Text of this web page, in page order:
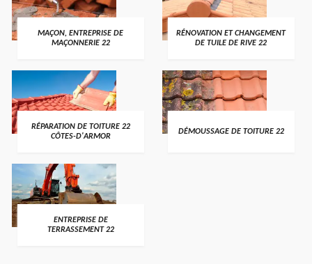
MAÇON, ENTREPRISE DE
MAÇONNERIE 22
RÉNOVATION ET CHANGEMENT
DE TUILE DE RIVE 22
RÉPARATION DE TOITURE 22
CÔTES-D'ARMOR
DÉMOUSSAGE DE TOITURE 22
ENTREPRISE DE
TERRASSEMENT 22